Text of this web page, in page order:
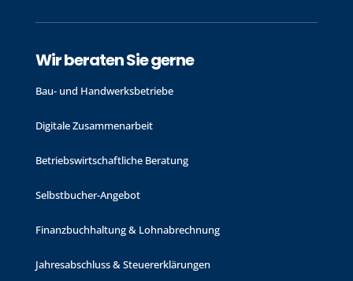
Wir beraten Sie gerne
Bau- und Handwerks­betriebe
Digitale Zusammenarbeit
Betriebswirtschaftliche Beratung
Selbstbucher-Angebot
Finanzbuchhaltung & Lohnabrechnung
Jahres­abschluss & Steuer­erklärungen